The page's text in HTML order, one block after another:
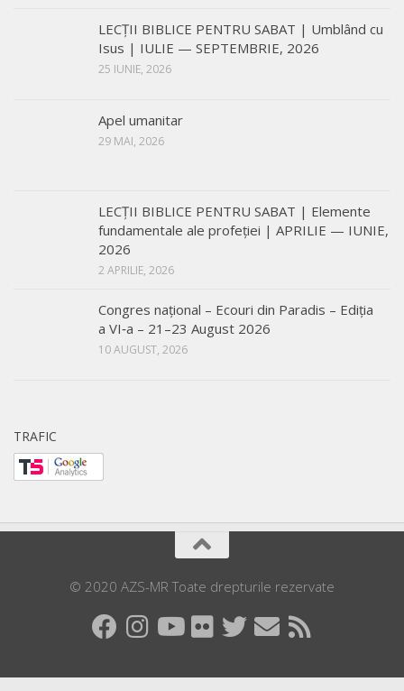
LECŢII BIBLICE PENTRU SABAT | Umblând cu
Isus | IULIE — SEPTEMBRIE, 2026
25 IUNIE, 2026
Apel umanitar
29 MAI, 2026
LECŢII BIBLICE PENTRU SABAT | Elemente
fundamentale ale profeției | APRILIE — IUNIE,
2026
2 APRILIE, 2026
Congres național – Ecouri din Paradis – Ediția
a VI‑a – 21–23 August 2026
10 AUGUST, 2026
TRAFIC
© 2020 AZS-MR Toate drepturile rezervate